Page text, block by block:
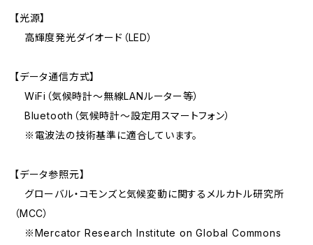
【光源】
高輝度発光ダイオード（LED）
【データ通信方式】
WiFi（気候時計～無線LANルーター等）
Bluetooth（気候時計～設定用スマートフォン）
※電波法の技術基準に適合しています。
【データ参照元】
グローバル・コモンズと気候変動に関するメルカトル研究所
（MCC）
※Mercator Research Institute on Global Commons